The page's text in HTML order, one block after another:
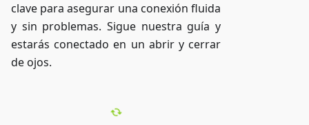
clave para asegurar una conexión fluida
y sin problemas. Sigue nuestra guía y
estarás conectado en un abrir y cerrar
de ojos.